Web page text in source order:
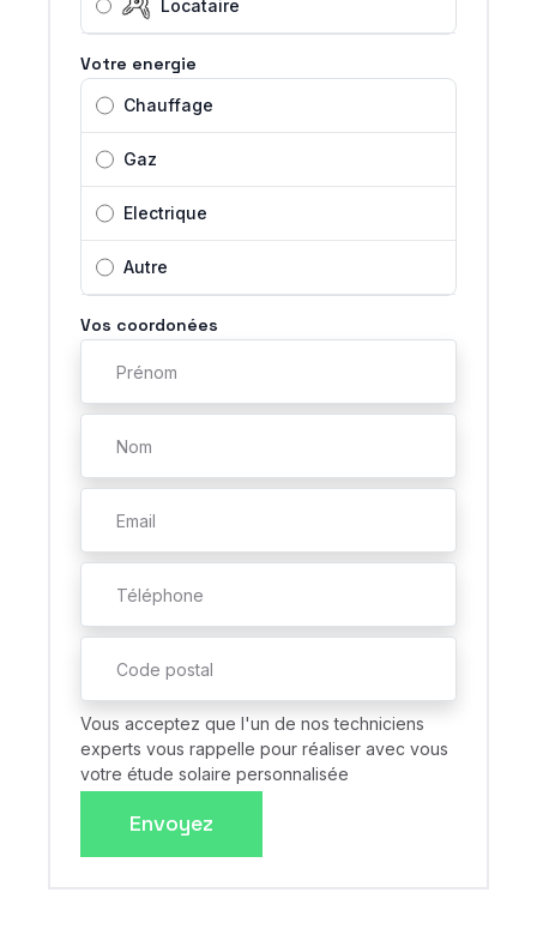
Locataire
Votre energie
Chauffage
Gaz
Electrique
Autre
Vos coordonées
Vous acceptez que l'un de nos techniciens
experts vous rappelle pour réaliser avec vous
votre étude solaire personnalisée
Envoyez